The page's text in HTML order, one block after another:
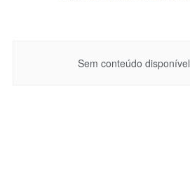
Sem conteúdo disponível